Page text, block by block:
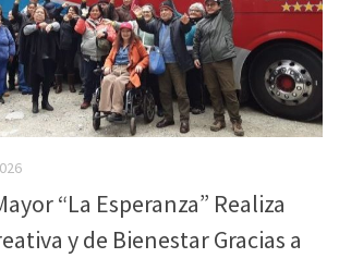
“La Esperanza” Realiza
y de Bienestar Gracias a